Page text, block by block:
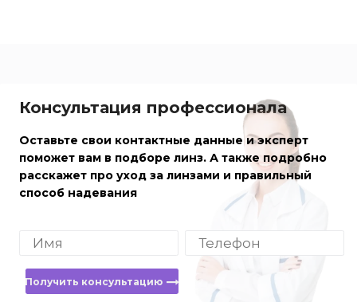
Консультация профессионала
Оставьте свои контактные данные и эксперт
поможет вам в подборе линз. А также подробно
расскажет про уход за линзами и правильный
способ надевания
Получить консультацию